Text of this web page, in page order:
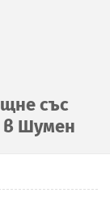
със
в Шумен